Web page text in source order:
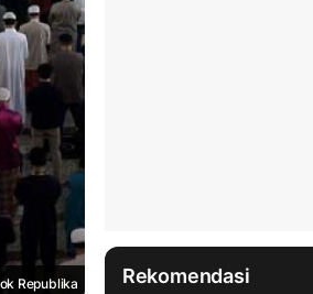
Republika Rekomendasi